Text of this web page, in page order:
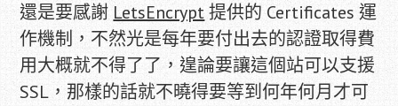
還是要感謝 LetsEncrypt提供的 Certificates 運
作機制，不然光是每年要付出去的認證取得費
用大概就不得了了，遑論要讓這個站可以支援
SSL，那樣的話就不曉得要等到何年何月才可